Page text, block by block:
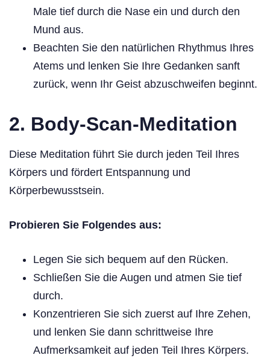
Male tief durch die Nase ein und durch den
Mund aus.
Beachten Sie den natürlichen Rhythmus Ihres
Atems und lenken Sie Ihre Gedanken sanft
zurück, wenn Ihr Geist abzuschweifen beginnt.
2. Body-Scan-Meditation
Diese Meditation führt Sie durch jeden Teil Ihres
Körpers und fördert Entspannung und
Körperbewusstsein.
Probieren Sie Folgendes aus:
Legen Sie sich bequem auf den Rücken.
Schließen Sie die Augen und atmen Sie tief
durch.
Konzentrieren Sie sich zuerst auf Ihre Zehen,
und lenken Sie dann schrittweise Ihre
Aufmerksamkeit auf jeden Teil Ihres Körpers.